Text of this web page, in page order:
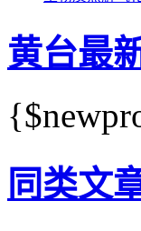
黄台最
同类文